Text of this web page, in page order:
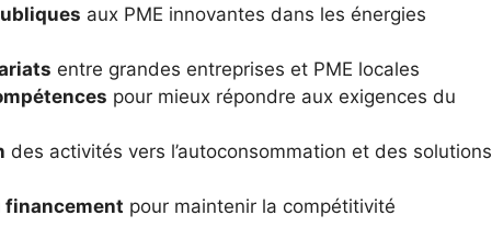
aux PME innovantes dans les énergies
entre grandes entreprises et PME locales
pour mieux répondre aux exigences du
des activités vers l’autoconsommation et des solutions
financement pour maintenir la compétitivité